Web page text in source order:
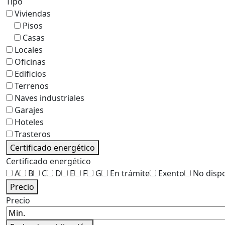
Viviendas
Pisos
Casas
Locales
Oficinas
Edificios
Terrenos
Naves industriales
Garajes
Hoteles
Trasteros
Certificado energético
Certificado energético
A
B C D E F G En trámite Exento
No
Precio
Precio